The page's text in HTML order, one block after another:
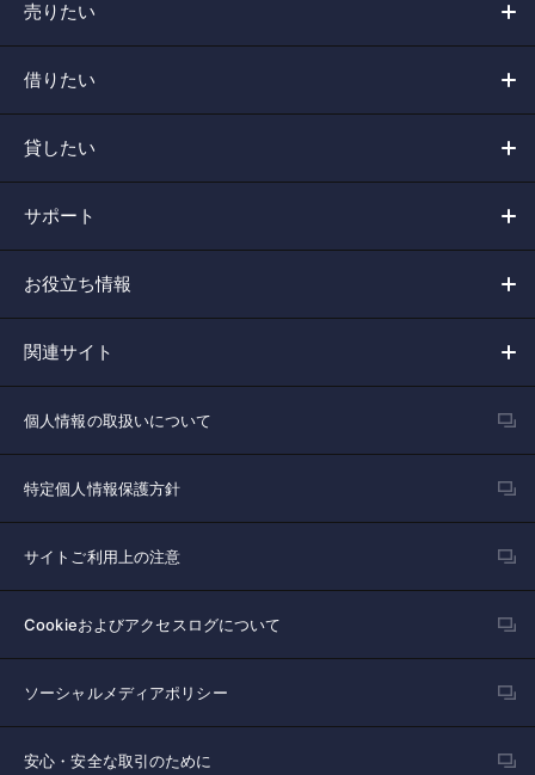
売りたい
借りたい
貸したい
サポート
お役立ち情報
関連サイト
個人情報の取扱いについて
特定個人情報保護方針
サイトご利用上の注意
Cookieおよびアクセスログについて
ソーシャルメディアポリシー
安心・安全な取引のために